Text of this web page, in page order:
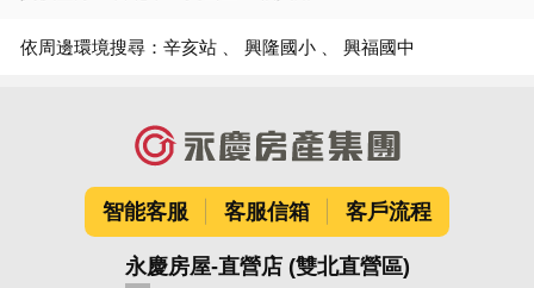
依周邊環境搜尋： 辛亥站 興隆國小 興福國中
智能客服 客服信箱 客戶流程
永慶房屋-直營店 (雙北直營區)